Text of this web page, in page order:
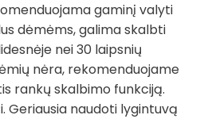
gaminį valyti
dėmėms, galima skalbti
nei 30 laipsnių
nėra, rekomenduojame
rankų skalbimo funkciją.
Geriausia naudoti lygintuvą